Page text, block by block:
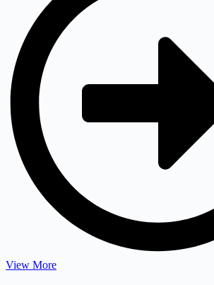
View More